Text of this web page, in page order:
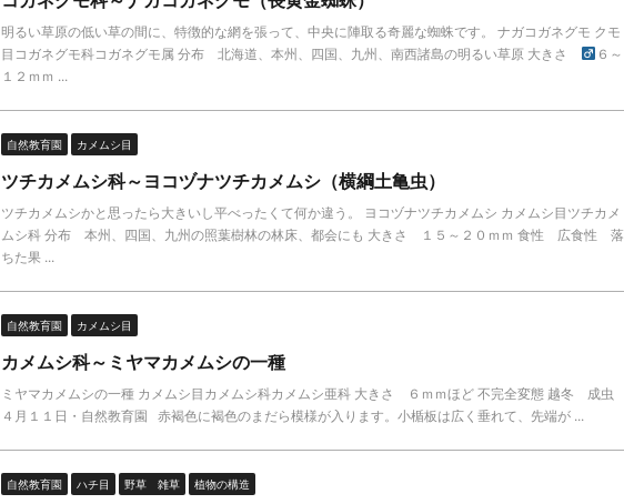
明るい草原の低い草の間に、特徴的な網を張って、中央に陣取る奇麗な蜘蛛です。 ナガコガネグモ クモ
目コガネグモ科コガネグモ属 分布 北海道、本州、四国、九州、南西諸島の明るい草原 大きさ
６～
１２ｍｍ ...
自然教育園 カメムシ目
ツチカメムシ科～ヨコヅナツチカメムシ（横綱土亀虫）
ツチカメムシかと思ったら大きいし平べったくて何か違う。 ヨコヅナツチカメムシ カメムシ目ツチカメ
ムシ科 分布 本州、四国、九州の照葉樹林の林床、都会にも 大きさ １５～２０ｍｍ 食性 広食性 落
ちた果 ...
自然教育園 カメムシ目
カメムシ科～ミヤマカメムシの一種
ミヤマカメムシの一種 カメムシ目カメムシ科カメムシ亜科 大きさ ６ｍｍほど 不完全変態 越冬 成虫
４月１１日・自然教育園 赤褐色に褐色のまだら模様が入ります。小楯板は広く垂れて、先端が ...
自然教育園 ハチ目 野草 雑草 植物の構造